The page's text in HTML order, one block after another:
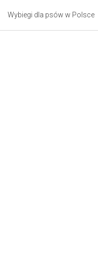
Wybiegi dla psów w Polsce